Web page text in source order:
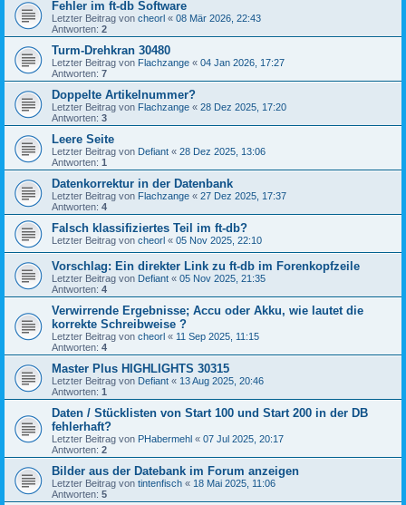
Fehler im ft-db Software
Letzter Beitrag von cheorl « 08 Mär 2026, 22:43
Antworten: 2
Turm-Drehkran 30480
Letzter Beitrag von Flachzange « 04 Jan 2026, 17:27
Antworten: 7
Doppelte Artikelnummer?
Letzter Beitrag von Flachzange « 28 Dez 2025, 17:20
Antworten: 3
Leere Seite
Letzter Beitrag von Defiant « 28 Dez 2025, 13:06
Antworten: 1
Datenkorrektur in der Datenbank
Letzter Beitrag von Flachzange « 27 Dez 2025, 17:37
Antworten: 4
Falsch klassifiziertes Teil im ft-db?
Letzter Beitrag von cheorl « 05 Nov 2025, 22:10
Vorschlag: Ein direkter Link zu ft-db im Forenkopfzeile
Letzter Beitrag von Defiant « 05 Nov 2025, 21:35
Antworten: 4
Verwirrende Ergebnisse; Accu oder Akku, wie lautet die
korrekte Schreibweise ?
Letzter Beitrag von cheorl « 11 Sep 2025, 11:15
Antworten: 4
Master Plus HIGHLIGHTS 30315
Letzter Beitrag von Defiant « 13 Aug 2025, 20:46
Antworten: 1
Daten / Stücklisten von Start 100 und Start 200 in der DB
fehlerhaft?
Letzter Beitrag von PHabermehl « 07 Jul 2025, 20:17
Antworten: 2
Bilder aus der Datebank im Forum anzeigen
Letzter Beitrag von tintenfisch « 18 Mai 2025, 11:06
Antworten: 5